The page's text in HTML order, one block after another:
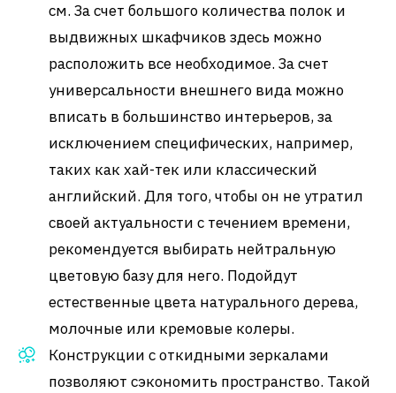
см. За счет большого количества полок и
выдвижных шкафчиков здесь можно
расположить все необходимое. За счет
универсальности внешнего вида можно
вписать в большинство интерьеров, за
исключением специфических, например,
таких как хай-тек или классический
английский. Для того, чтобы он не утратил
своей актуальности с течением времени,
рекомендуется выбирать нейтральную
цветовую базу для него. Подойдут
естественные цвета натурального дерева,
молочные или кремовые колеры.
Конструкции с откидными зеркалами
позволяют сэкономить пространство. Такой